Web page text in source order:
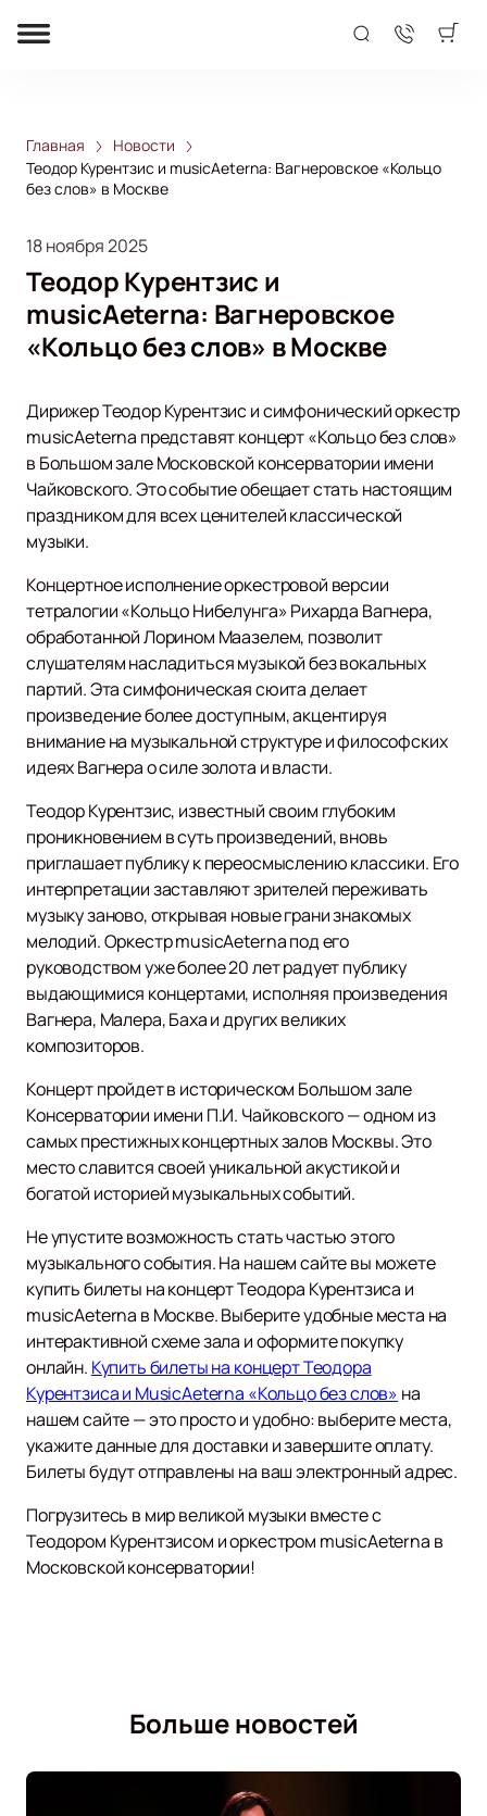
Главная
Новости
Теодор Курентзис и musicAeterna: Вагнеровское «Кольцо
без слов» в Москве
18 ноября 2025
Теодор Курентзис и
musicAeterna: Вагнеровское
«Кольцо без слов» в Москве
Дирижер Теодор Курентзис и симфонический оркестр
musicAeterna представят концерт «Кольцо без слов»
в Большом зале Московской консерватории имени
Чайковского. Это событие обещает стать настоящим
праздником для всех ценителей классической
музыки.
Концертное исполнение оркестровой версии
тетралогии «Кольцо Нибелунга» Рихарда Вагнера,
обработанной Лорином Маазелем, позволит
слушателям насладиться музыкой без вокальных
партий. Эта симфоническая сюита делает
произведение более доступным, акцентируя
внимание на музыкальной структуре и философских
идеях Вагнера о силе золота и власти.
Теодор Курентзис, известный своим глубоким
проникновением в суть произведений, вновь
приглашает публику к переосмыслению классики. Его
интерпретации заставляют зрителей переживать
музыку заново, открывая новые грани знакомых
мелодий. Оркестр musicAeterna под его
руководством уже более 20 лет радует публику
выдающимися концертами, исполняя произведения
Вагнера, Малера, Баха и других великих
композиторов.
Концерт пройдет в историческом Большом зале
Консерватории имени П.И. Чайковского — одном из
самых престижных концертных залов Москвы. Это
место славится своей уникальной акустикой и
богатой историей музыкальных событий.
Не упустите возможность стать частью этого
музыкального события. На нашем сайте вы можете
купить билеты на концерт Теодора Курентзиса и
musicAeterna в Москве. Выберите удобные места на
интерактивной схеме зала и оформите покупку
онлайн. Купить билеты на концерт Теодора
Курентзиса и MusicAeterna «Кольцо без слов» на
нашем сайте — это просто и удобно: выберите места,
укажите данные для доставки и завершите оплату.
Билеты будут отправлены на ваш электронный адрес.
Погрузитесь в мир великой музыки вместе с
Теодором Курентзисом и оркестром musicAeterna в
Московской консерватории!
Больше новостей